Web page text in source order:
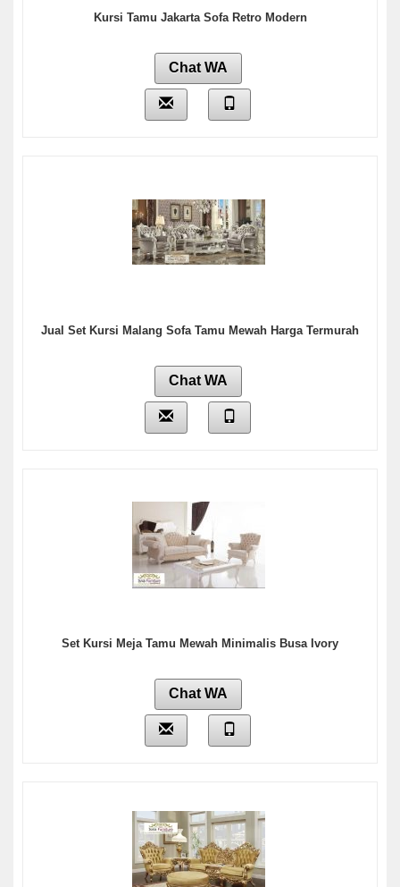
Kursi Tamu Jakarta Sofa Retro Modern
Chat WA
Jual Set Kursi Malang Sofa Tamu Mewah Harga Termurah
Chat WA
Set Kursi Meja Tamu Mewah Minimalis Busa Ivory
Chat WA